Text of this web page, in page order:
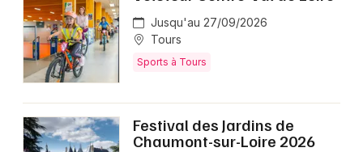
Jusqu'au 27/09/2026
Tours
Sports à Tours
Festival des Jardins de
Chaumont-sur-Loire 2026